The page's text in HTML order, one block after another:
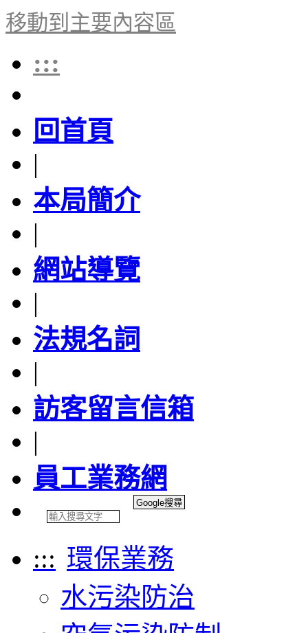
移動到主要內容區
:::
回首頁
|
本局簡介
|
網站導覽
|
法規名詞
|
訪客留言信箱
|
員工業務網
::: 環保業務
水污染防治